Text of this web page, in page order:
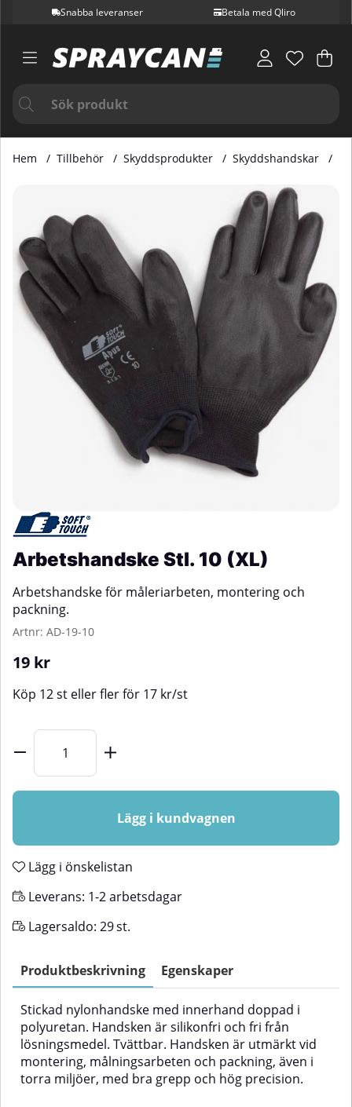
Snabba leveranser Betala med Qliro
.
Hem Tillbehör Skyddsprodukter Skyddshandskar
Arbetshandske Stl. 10 (XL)
Arbetshandske för måleriarbeten, montering och
packning.
Artnr: AD-19-10
19 kr
Köp 12 st eller fler för 17 kr/st
Lägg i kundvagnen
Lägg i önskelistan
Leverans: 1-2 arbetsdagar
Lagersaldo: 29st.
Produktbeskrivning Egenskaper
Stickad nylonhandske med innerhand doppad i
polyuretan. Handsken är silikonfri och fri från
lösningsmedel. Tvättbar. Handsken är utmärkt vid
montering, målningsarbeten och packning, även i
torra miljöer, med bra grepp och hög precision.